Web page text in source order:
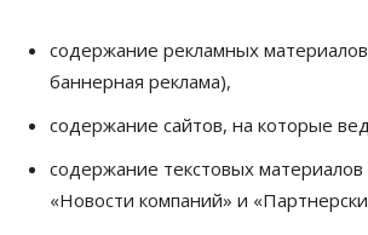
В Новосибирской области число
банкротстве с начала года выросло
10 Августа 2026, 12:00
Общество
НГУ обновил рекорд по числу
10 Августа 2026, 11:30
содержание рекламных материалов
баннерная реклама),
содержание сайтов, на которые
содержание текстовых материалов
«Новости компаний» и